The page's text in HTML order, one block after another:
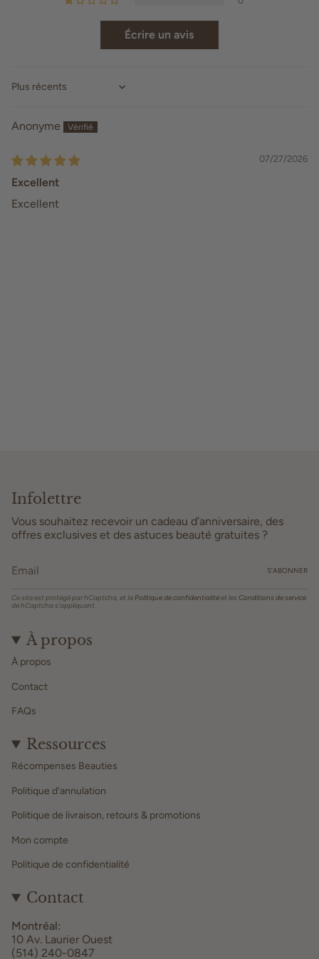
Écrire un avis
Sort by
Anonyme
07/27/2026
Excellent
Excellent
Infolettre
Vous souhaitez recevoir un cadeau d’anniversaire, des
offres exclusives et des astuces beauté gratuites ?
S’ABONNER
Ce site est protégé par hCaptcha, et laPolitique de confidentialitéet les Conditions de service
de hCaptcha s’appliquent.
À propos
À propos
Contact
FAQs
Ressources
Récompenses Beauties
Politique d'annulation
Politique de livraison, retours & promotions
Mon compte
Politique de confidentialité
Contact
Montréal:
10 Av. Laurier Ouest
(514) 240-0847